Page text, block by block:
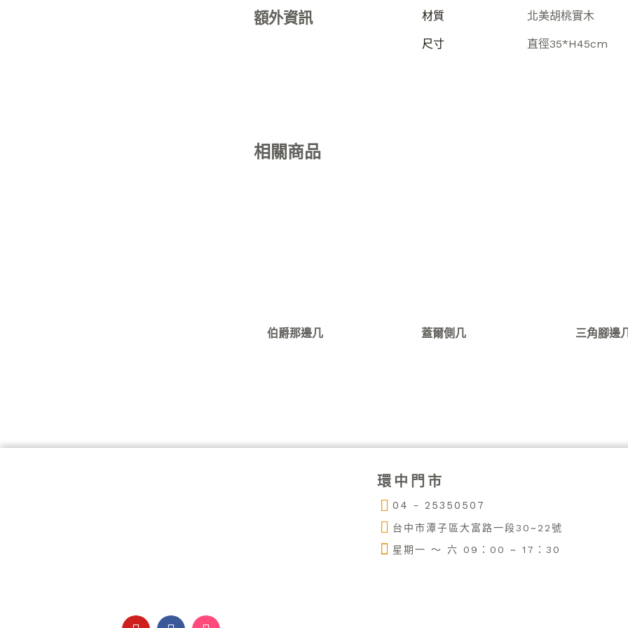
額外資訊 材質 北美胡桃實木
尺寸 直徑35*H45cm
相關商品
伯爵那邊几 蓋爾側几 三角腳邊
Y
F
I
環中門市
04 - 25350507
台中市潭子區大富路一段30~22號
星期一 ～ 六 09：00 ~ 17：30